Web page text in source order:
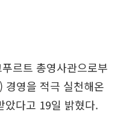
르트 총영사관으로부
) 경영을 적극 실천해온
았다고 19일 밝혔다.